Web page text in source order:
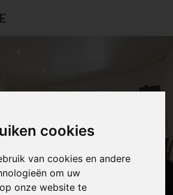
cookies
van cookies en andere
om uw
onze website te